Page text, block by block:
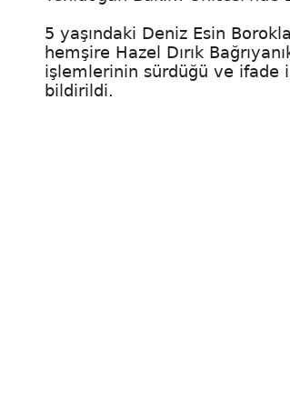
5 yaşındaki Deniz Esin
hemşire Hazel Dırık
işlemlerinin sürdüğü ve ifade
bildirildi.